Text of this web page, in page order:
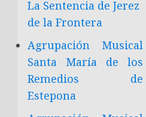
La Sentencia de Jerez
de la Frontera
Agrupación Musical
Santa María de los
Remedios de
Estepona